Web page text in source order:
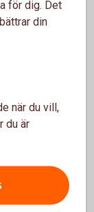
at home
Med en
både köpet
för dig. Det
din
när du vill,
du är